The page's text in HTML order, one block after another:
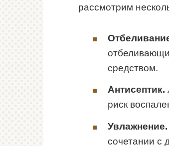
рассмотрим
средством.
Антисептик.
риск
Увлажнение.
сочетании с